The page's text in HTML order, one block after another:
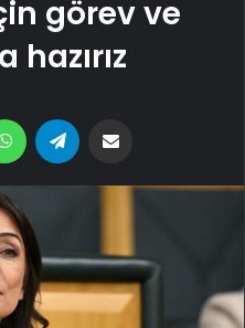
görev ve
WhatsApp